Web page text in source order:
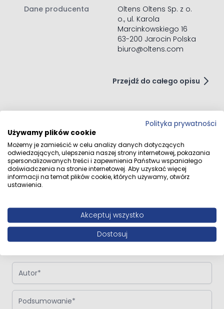
blatu, co daje gwarancję odporności na wilgoć, odporny
na promieniowanie UV).
Idealny jako podstawa do umywalek nablatowych. Cena
Zawartość zestawu:
Dane producenta
Oltens Oltens Sp. z o.
o., ul. Karola
Marcinkowskiego 16
63-200 Jarocin Polska
biuro@oltens.com
Przejdź do całego opisu
Opinie klientów
Napisz własną recenzję
podumywalkowa wisząca z blatem grafit mat/dąb
Twoja ocena:
Autor
Podsumowanie
Polityka prywatności
Używamy plików cookie
Możemy je zamieścić w celu analizy danych dotyczących
odwiedzających, ulepszenia naszej strony internetowej, pokazania
spersonalizowanych treści i zapewnienia Państwu wspaniałego
doświadczenia na stronie internetowej. Aby uzyskać więcej
informacji na temat plików cookie, których używamy, otwórz
ustawienia.
Akceptuj wszystko
Dostosuj